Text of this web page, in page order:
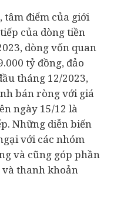
điểm của giới
của dòng tiền
dòng vốn quan
tỷ đồng, đảo
tháng 12/2023,
bán ròng với giá
ngày 15/12 là
Những diễn biến
với các nhóm
và cũng góp phần
và thanh khoản